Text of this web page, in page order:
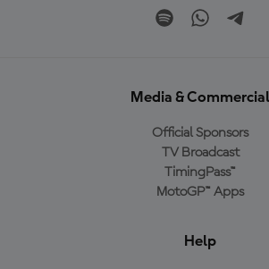
Media & Commercial
Official Sponsors
TV Broadcast
TimingPass™
MotoGP™ Apps
Help